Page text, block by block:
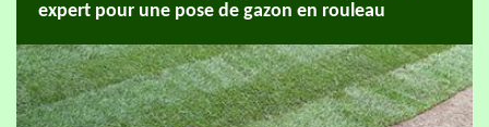
expert pour une pose de gazon en rouleau